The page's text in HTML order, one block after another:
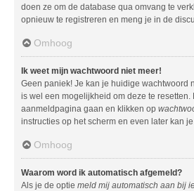
doen ze om de database qua omvang te
opnieuw te registreren en meng je in de
Omhoog
Ik weet mijn wachtwoord niet meer!
Geen paniek! Je kan je huidige wachtwoord
is wel een mogelijkheid om deze te resetten.
aanmeldpagina gaan en klikken op
instructies op het scherm en even later kan
Omhoog
Waarom word ik automatisch afgemeld?
Als je de optie meld mij automatisch aan bij